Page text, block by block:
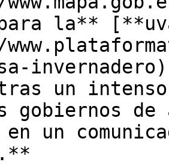
para la**
tras un
gobiernos de
en un